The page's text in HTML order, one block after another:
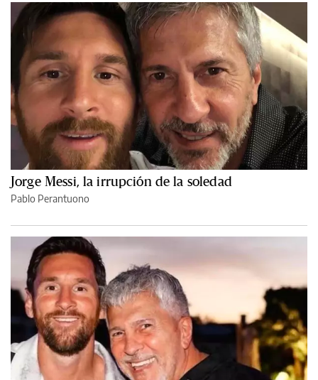
Jorge Messi, la irrupción de la soledad
Pablo Perantuono